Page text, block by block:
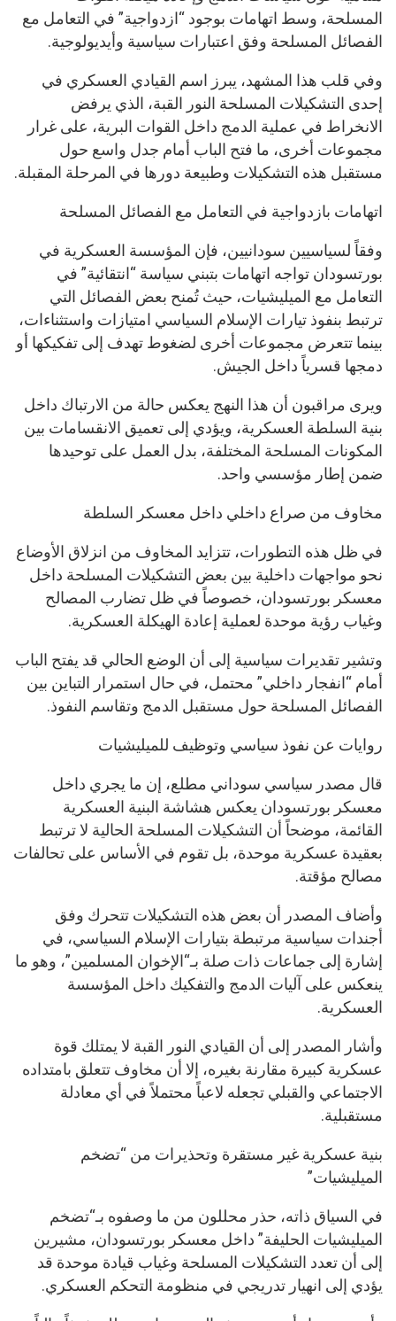
المسلحة، وسط اتهامات بوجود “ازدواجية” في التعامل مع
الفصائل المسلحة وفق اعتبارات سياسية وأيديولوجية.
وفي قلب هذا المشهد، يبرز اسم القيادي العسكري في
إحدى التشكيلات المسلحة النور القبة، الذي يرفض
الانخراط في عملية الدمج داخل القوات البرية، على غرار
مجموعات أخرى، ما فتح الباب أمام جدل واسع حول
مستقبل هذه التشكيلات وطبيعة دورها في المرحلة المقبلة.
اتهامات بازدواجية في التعامل مع الفصائل المسلحة
وفقاً لسياسيين سودانيين، فإن المؤسسة العسكرية في
بورتسودان تواجه اتهامات بتبني سياسة “انتقائية” في
التعامل مع الميليشيات، حيث تُمنح بعض الفصائل التي
ترتبط بنفوذ تيارات الإسلام السياسي امتيازات واستثناءات،
بينما تتعرض مجموعات أخرى لضغوط تهدف إلى تفكيكها أو
دمجها قسرياً داخل الجيش.
ويرى مراقبون أن هذا النهج يعكس حالة من الارتباك داخل
بنية السلطة العسكرية، ويؤدي إلى تعميق الانقسامات بين
المكونات المسلحة المختلفة، بدل العمل على توحيدها
ضمن إطار مؤسسي واحد.
مخاوف من صراع داخلي داخل معسكر السلطة
في ظل هذه التطورات، تتزايد المخاوف من انزلاق الأوضاع
نحو مواجهات داخلية بين بعض التشكيلات المسلحة داخل
معسكر بورتسودان، خصوصاً في ظل تضارب المصالح
وغياب رؤية موحدة لعملية إعادة الهيكلة العسكرية.
وتشير تقديرات سياسية إلى أن الوضع الحالي قد يفتح الباب
أمام “انفجار داخلي” محتمل، في حال استمرار التباين بين
الفصائل المسلحة حول مستقبل الدمج وتقاسم النفوذ.
روايات عن نفوذ سياسي وتوظيف للميليشيات
قال مصدر سياسي سوداني مطلع، إن ما يجري داخل
معسكر بورتسودان يعكس هشاشة البنية العسكرية
القائمة، موضحاً أن التشكيلات المسلحة الحالية لا ترتبط
بعقيدة عسكرية موحدة، بل تقوم في الأساس على تحالفات
مصالح مؤقتة.
وأضاف المصدر أن بعض هذه التشكيلات تتحرك وفق
أجندات سياسية مرتبطة بتيارات الإسلام السياسي، في
إشارة إلى جماعات ذات صلة بـ“الإخوان المسلمين”، وهو ما
ينعكس على آليات الدمج والتفكيك داخل المؤسسة
العسكرية.
وأشار المصدر إلى أن القيادي النور القبة لا يمتلك قوة
عسكرية كبيرة مقارنة بغيره، إلا أن مخاوف تتعلق بامتداده
الاجتماعي والقبلي تجعله لاعباً محتملاً في أي معادلة
مستقبلية.
بنية عسكرية غير مستقرة وتحذيرات من “تضخم
الميليشيات”
في السياق ذاته، حذر محللون من ما وصفوه بـ“تضخم
الميليشيات الحليفة” داخل معسكر بورتسودان، مشيرين
إلى أن تعدد التشكيلات المسلحة وغياب قيادة موحدة قد
يؤدي إلى انهيار تدريجي في منظومة التحكم العسكري.